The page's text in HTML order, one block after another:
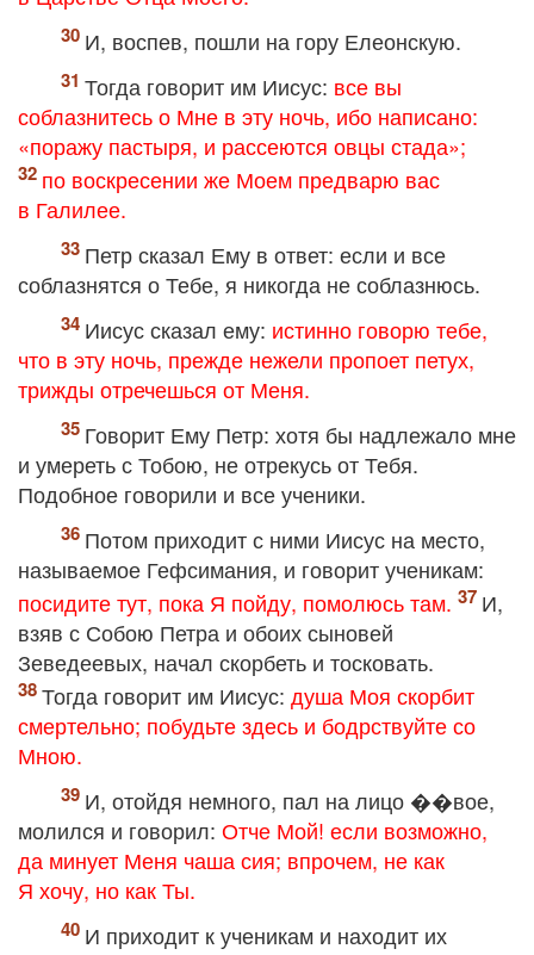
И, воспев, пошли на гору Елеонскую.
Тогда говорит им Иисус: все вы
соблазнитесь о Мне в эту ночь, ибо написано:
«поражу пастыря, и рассеются овцы стада»;
по воскресении же Моем предварю вас
в Галилее.
Петр сказал Ему в ответ: если и все
соблазнятся о Тебе, я никогда не соблазнюсь.
Иисус сказал ему: истинно говорю тебе,
что в эту ночь, прежде нежели пропоет петух,
трижды отречешься от Меня.
Говорит Ему Петр: хотя бы надлежало мне
и умереть с Тобою, не отрекусь от Тебя.
Подобное говорили и все ученики.
Потом приходит с ними Иисус на место,
называемое Гефсимания, и говорит ученикам:
посидите тут, пока Я пойду, помолюсь там.
И,
взяв с Собою Петра и обоих сыновей
Зеведеевых, начал скорбеть и тосковать.
Тогда говорит им Иисус: душа Моя скорбит
смертельно; побудьте здесь и бодрствуйте со
Мною.
И, отойдя немного, пал на лицо ��вое,
молился и говорил: Отче Мой! если возможно,
да минует Меня чаша сия; впрочем, не как
Я хочу, но как Ты.
И приходит к ученикам и находит их